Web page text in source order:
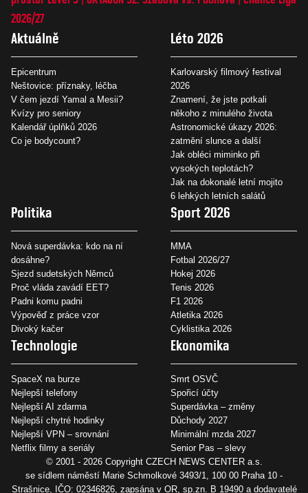
2026/27
Aktuálně
Epicentrum
Neštovice: příznaky, léčba
V čem jezdí Yamal a Mesii?
Kvízy pro seniory
Kalendář úplňků 2026
Co je bodycount?
Léto 2026
Karlovarský filmový festival
2026
Znamení, že jste potkali
někoho z minulého života
Astronomické úkazy 2026:
zatmění slunce a další
Jak obléci miminko při
vysokých teplotách?
Jak na dokonalé letní mojito
6 lehkých letních salátů
Politika
Nová superdávka: kdo na ní
dosáhne?
Sjezd sudetských Němců
Proč vláda zavádí EET?
Padni komu padni
Výpověď z práce vzor
Divoký kačer
Sport 2026
MMA
Fotbal 2026/27
Hokej 2026
Tenis 2026
F1 2026
Atletika 2026
Cyklistika 2026
Technologie
SpaceX na burze
Nejlepší telefony
Nejlepší AI zdarma
Nejlepší chytré hodinky
Nejlepší VPN – srovnání
Netflix filmy a seriály
Ekonomika
Smrt OSVČ
Spořicí účty
Superdávka – změny
Důchody 2027
Minimální mzda 2027
Senior Pas – slevy
© 2001 - 2026 Copyright CZECH NEWS CENTER a.s.
se sídlem náměstí Marie Schmolkové 3493/1, 100 00 Praha 10 -
Strašnice, IČO: 02346826, zapsána v OR, sp.zn. B 19490 a dodavatelé